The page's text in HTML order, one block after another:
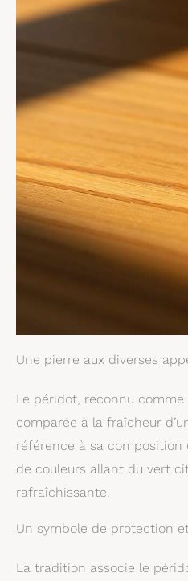
Une pierre aux diverses
Le péridot, reconnu comme
comparée à la fraîcheur
référence à sa
de couleurs allant du vert
rafraîchissante.
Un symbole de protection
La tradition associe le